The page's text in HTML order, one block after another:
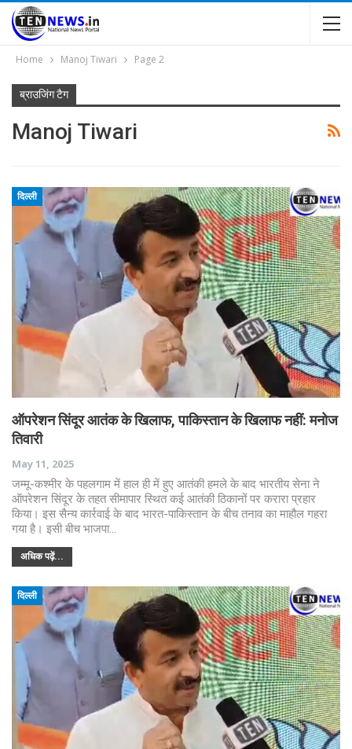
Home Manoj Tiwari Page 2
ब्राउजिंग टैग
Manoj Tiwari
दिल्ली
ऑपरेशन सिंदूर आतंक के खिलाफ, पाकिस्तान के खिलाफ नहीं: मनोज
तिवारी
May 11, 2025
जम्मू-कश्मीर के पहलगाम में हाल ही में हुए आतंकी हमले के बाद भारतीय सेना ने
ऑपरेशन सिंदूर के तहत सीमापार स्थित कई आतंकी ठिकानों पर करारा प्रहार
किया। इस सैन्य कार्रवाई के बाद भारत-पाकिस्तान के बीच तनाव का माहौल गहरा
गया है। इसी बीच भाजपा…
अधिक पढ़ें...
दिल्ली